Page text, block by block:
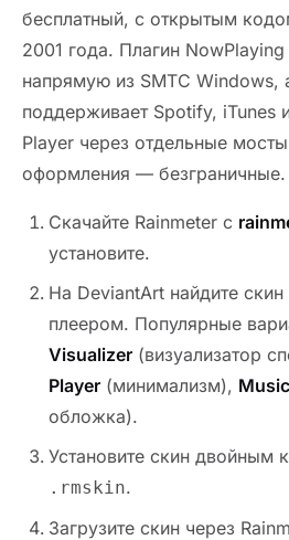
бесплатный, с открытым
2001 года. Плагин
напрямую из SMTC Windows,
поддерживает Spotify, iTunes
Player через отдельные
оформления — безграничные.
Скачайте Rainmeter с
установите.
На DeviantArt найдите
плеером. Популярные
Visualizer (визуализатор
Player (минимализм),
обложка).
Установите скин двойным
.rmskin.
Загрузите скин через